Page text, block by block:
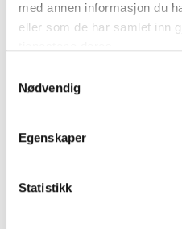
med annen informasjon du
eller som de har samlet inn
Nødvendig
Egenskaper
Statistikk